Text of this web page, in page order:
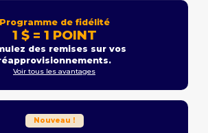
Programme de fidélité
1 $ = 1 POINT
des remises sur vos
Voir tous les avantages
Nouveau !